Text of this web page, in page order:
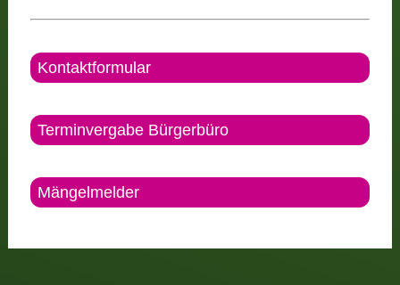
Kontaktformular
Terminvergabe Bürgerbüro
Mängelmelder